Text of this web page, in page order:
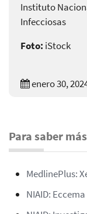
Instituto
Infecciosas
Foto: iStock
enero 30,
Para saber más
MedlinePlus:
NIAID: